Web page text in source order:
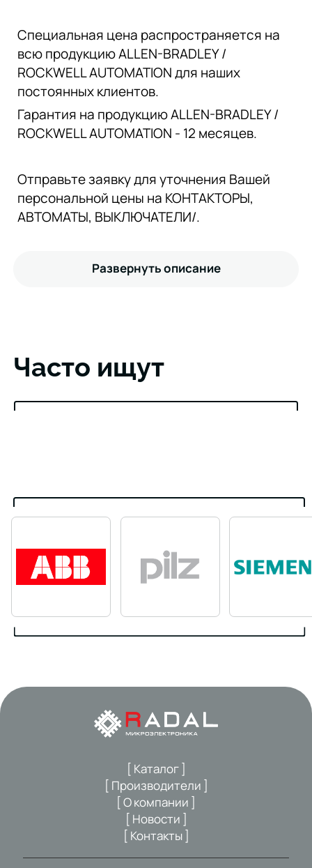
Специальная цена распространяется на
всю продукцию ALLEN-BRADLEY /
ROCKWELL AUTOMATION для наших
постоянных клиентов.
Гарантия на продукцию ALLEN-BRADLEY /
ROCKWELL AUTOMATION - 12 месяцев.
Отправьте заявку для уточнения Вашей
персональной цены на КОНТАКТОРЫ,
АВТОМАТЫ, ВЫКЛЮЧАТЕЛИ/.
Развернуть описание
Часто ищут
[ Каталог ]
[ Производители ]
[ О компании ]
[ Новости ]
[ Контакты ]